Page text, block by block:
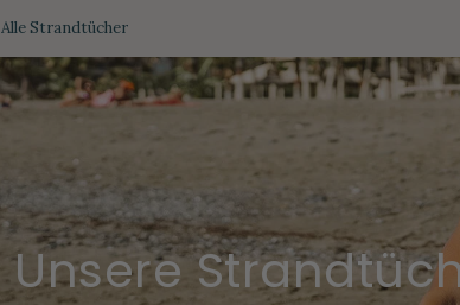
Alle Strandtücher
Unsere